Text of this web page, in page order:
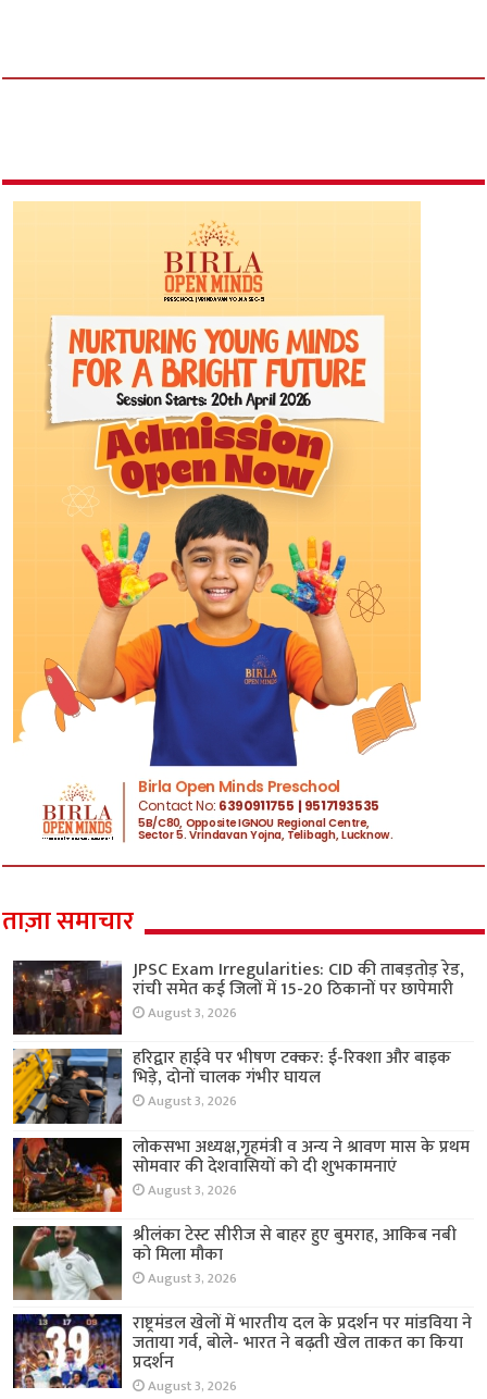
ताज़ा समाचार
JPSC Exam Irregularities: CID की ताबड़तोड़ रेड,
रांची समेत कई जिलों में 15-20 ठिकानों पर छापेमारी
August 3, 2026
हरिद्वार हाईवे पर भीषण टक्कर: ई-रिक्शा और बाइक
भिड़े, दोनों चालक गंभीर घायल
August 3, 2026
लोकसभा अध्यक्ष,गृहमंत्री व अन्य ने श्रावण मास के प्रथम
सोमवार की देशवासियों को दी शुभकामनाएं
August 3, 2026
श्रीलंका टेस्ट सीरीज से बाहर हुए बुमराह, आकिब नबी
को मिला मौका
August 3, 2026
राष्ट्रमंडल खेलों में भारतीय दल के प्रदर्शन पर मांडविया ने
जताया गर्व, बोले- भारत ने बढ़ती खेल ताकत का किया
प्रदर्शन
August 3, 2026